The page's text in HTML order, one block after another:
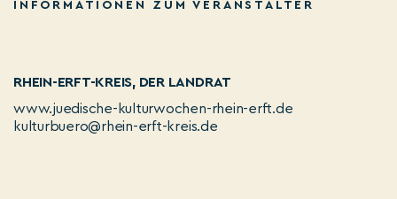
INFORMATIONEN ZUM VERANSTALTER
RHEIN-ERFT-KREIS, DER LANDRAT
www.juedische-kulturwochen-rhein-erft.de
kulturbuero@rhein-erft-kreis.de